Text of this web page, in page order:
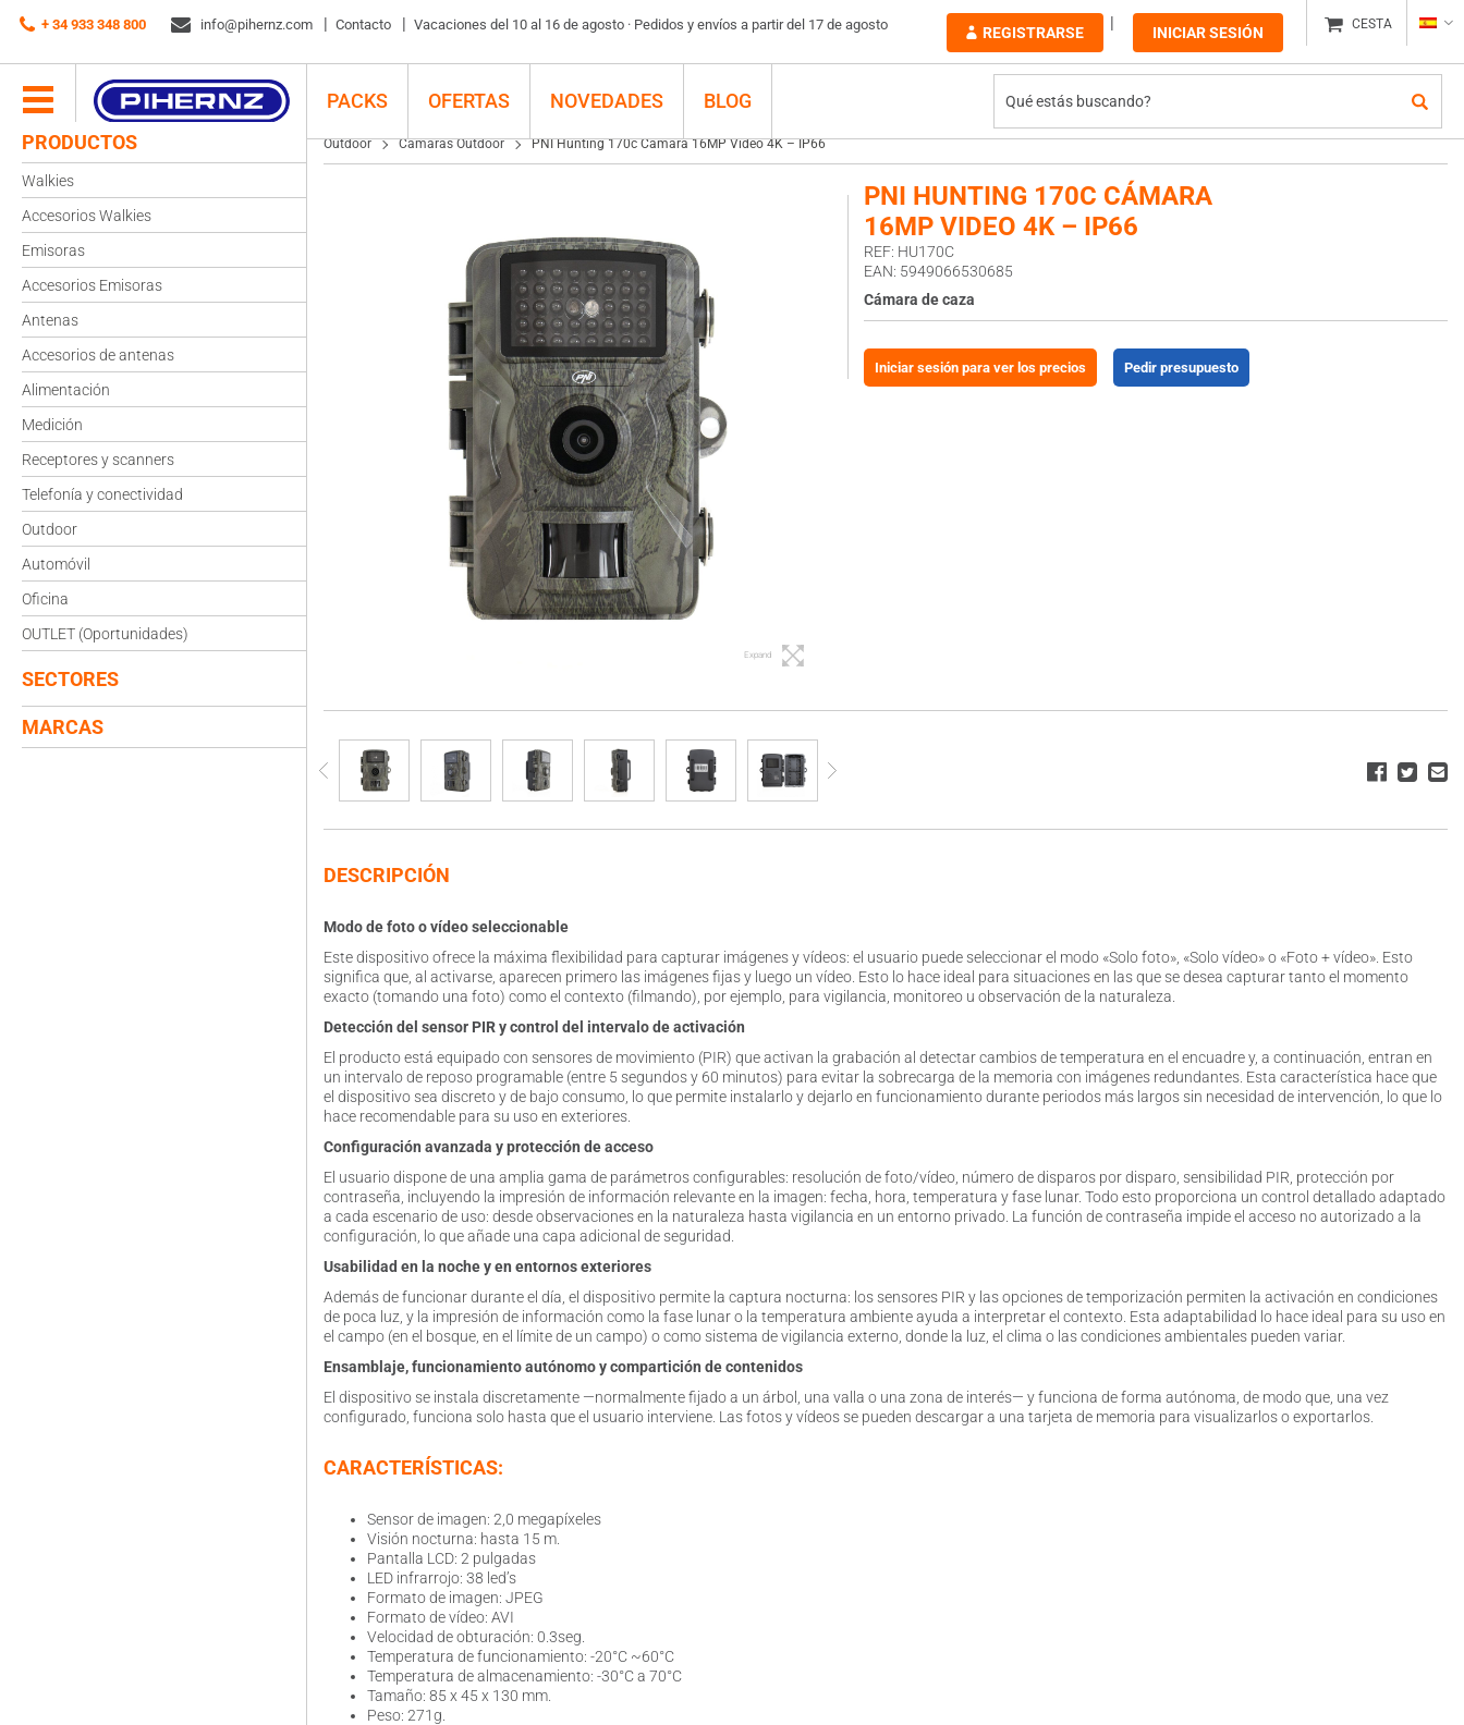
+ 34 933 348 800 info@pihernz.com Contacto Vacaciones del 10 al 16 de agosto · Pedidos y envíos a partir del 17 de agosto REGISTRARSE INICIAR SESIÓN CESTA
PACKS OFERTAS NOVEDADES
BLOG
PRODUCTOS
Walkies
Accesorios Walkies
Emisoras
Accesorios Emisoras
Antenas
Accesorios de antenas
Alimentación
Medición
Receptores y scanners
Telefonía y conectividad
Outdoor
Automóvil
Oficina
OUTLET (Oportunidades)
SECTORES
MARCAS
Outdoor Cámaras Outdoor PNI Hunting 170c Cámara 16MP Video 4K – IP66
Outdoor Cámaras Outdoor PNI Hunting 170c Cámara 16MP Video 4K – IP66
Expand
PNI HUNTING 170C CÁMARA
16MP VIDEO 4K – IP66
REF: HU170C
EAN: 5949066530685
Cámara de caza
Iniciar sesión para ver los precios Pedir presupuesto
DESCRIPCIÓN
Modo de foto o vídeo seleccionable
Este dispositivo ofrece la máxima flexibilidad para capturar imágenes y vídeos: el usuario puede seleccionar el modo «Solo foto», «Solo vídeo» o «Foto + vídeo». Esto
significa que, al activarse, aparecen primero las imágenes fijas y luego un vídeo. Esto lo hace ideal para situaciones en las que se desea capturar tanto el momento
exacto (tomando una foto) como el contexto (filmando), por ejemplo, para vigilancia, monitoreo u observación de la naturaleza.
Detección del sensor PIR y control del intervalo de activación
El producto está equipado con sensores de movimiento (PIR) que activan la grabación al detectar cambios de temperatura en el encuadre y, a continuación, entran en
un intervalo de reposo programable (entre 5 segundos y 60 minutos) para evitar la sobrecarga de la memoria con imágenes redundantes. Esta característica hace que
el dispositivo sea discreto y de bajo consumo, lo que permite instalarlo y dejarlo en funcionamiento durante periodos más largos sin necesidad de intervención, lo que lo
hace recomendable para su uso en exteriores.
Configuración avanzada y protección de acceso
El usuario dispone de una amplia gama de parámetros configurables: resolución de foto/vídeo, número de disparos por disparo, sensibilidad PIR, protección por
contraseña, incluyendo la impresión de información relevante en la imagen: fecha, hora, temperatura y fase lunar. Todo esto proporciona un control detallado adaptado
a cada escenario de uso: desde observaciones en la naturaleza hasta vigilancia en un entorno privado. La función de contraseña impide el acceso no autorizado a la
configuración, lo que añade una capa adicional de seguridad.
Usabilidad en la noche y en entornos exteriores
Además de funcionar durante el día, el dispositivo permite la captura nocturna: los sensores PIR y las opciones de temporización permiten la activación en condiciones
de poca luz, y la impresión de información como la fase lunar o la temperatura ambiente ayuda a interpretar el contexto. Esta adaptabilidad lo hace ideal para su uso en
el campo (en el bosque, en el límite de un campo) o como sistema de vigilancia externo, donde la luz, el clima o las condiciones ambientales pueden variar.
Ensamblaje, funcionamiento autónomo y compartición de contenidos
El dispositivo se instala discretamente —normalmente fijado a un árbol, una valla o una zona de interés— y funciona de forma autónoma, de modo que, una vez
configurado, funciona solo hasta que el usuario interviene. Las fotos y vídeos se pueden descargar a una tarjeta de memoria para visualizarlos o exportarlos.
CARACTERÍSTICAS:
Sensor de imagen: 2,0 megapíxeles
Visión nocturna: hasta 15 m.
Pantalla LCD: 2 pulgadas
LED infrarrojo: 38 led’s
Formato de imagen: JPEG
Formato de vídeo: AVI
Velocidad de obturación: 0.3seg.
Temperatura de funcionamiento: -20°C ~60°C
Temperatura de almacenamiento: -30°C a 70°C
Tamaño: 85 x 45 x 130 mm.
Peso: 271g.